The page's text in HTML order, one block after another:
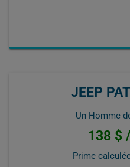
JEEP
Un Homme
138 $
Prime